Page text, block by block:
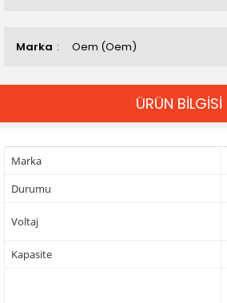
Marka Oem (Oem)
ÜRÜN BİLGİSİ
Marka
Durumu
Voltaj
Kapasite